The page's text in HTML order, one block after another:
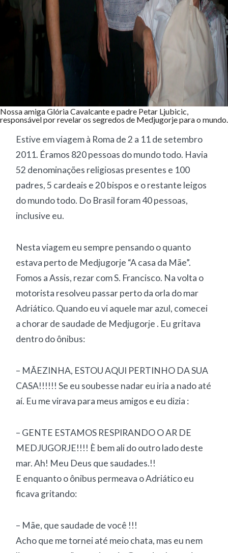
Nossa amiga Glória Cavalcante e padre Petar Ljubicic,
responsável por revelar os segredos de Medjugorje para o mundo.
Estive em viagem à Roma de 2 a 11 de setembro
2011. Éramos 820 pessoas do mundo todo. Havia
52 denominações religiosas presentes e 100
padres, 5 cardeais e 20 bispos e o restante leigos
do mundo todo. Do Brasil foram 40 pessoas,
inclusive eu.
Nesta viagem eu sempre pensando o quanto
estava perto de Medjugorje “A casa da Mãe”.
Fomos a Assis, rezar com S. Francisco. Na volta o
motorista resolveu passar perto da orla do mar
Adriático. Quando eu vi aquele mar azul, comecei
a chorar de saudade de Medjugorje . Eu gritava
dentro do ônibus:
– MÃEZINHA, ESTOU AQUI PERTINHO DA SUA
CASA!!!!!! Se eu soubesse nadar eu iria a nado até
aí. Eu me virava para meus amigos e eu dizia :
– GENTE ESTAMOS RESPIRANDO O AR DE
MEDJUGORJE!!!! È bem ali do outro lado deste
mar. Ah! Meu Deus que saudades.!!
E enquanto o ônibus permeava o Adriático eu
ficava gritando:
– Mãe, que saudade de você !!!
Acho que me tornei até meio chata, mas eu nem